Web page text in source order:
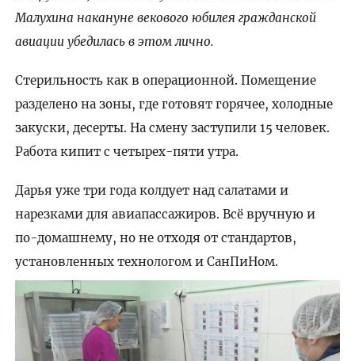
Малухина накануне векового юбилея гражданской
авиации убедилась в этом лично.
Стерильность как в операционной. Помещение
разделено на зоны, где готовят горячее, холодные
закуски, десерты. На смену заступили 15 человек.
Работа кипит с четырех-пяти утра.
Дарья уже три года колдует над салатами и
нарезками для авиапассажиров. Всё вручную и
по-домашнему, но не отходя от стандартов,
установленных технологом и СанПиНом.